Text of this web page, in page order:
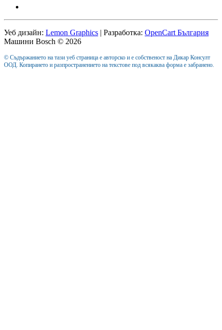
Уеб дизайн: Lemon Graphics | Разработка: OpenCart България
Машини Bosch © 2026
© Съдържанието на тази уеб страница е авторско и е собственост на Дикар Консулт
ООД. Копирането и разпространението на текстове под всякаква форма е забранено.